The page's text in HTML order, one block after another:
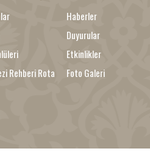
Rehberi Rota
Haberler
Duyurular
Etkinlikler
Foto Galeri